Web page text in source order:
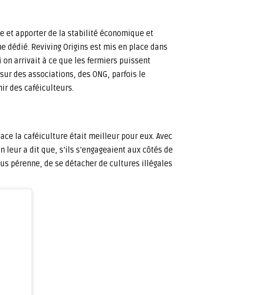
et apporter de la stabilité économique et
dédié. Reviving Origins est mis en place dans
on arrivait à ce que les fermiers puissent
des associations, des ONG, parfois le
des caféiculteurs.
la caféiculture était meilleur pour eux. Avec
a dit que, s’ils s’engageaient aux côtés de
pérenne, de se détacher de cultures illégales